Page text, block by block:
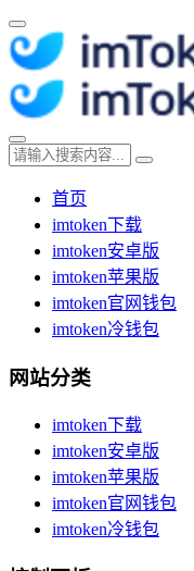
首页
imtoken下载
imtoken安卓版
imtoken苹果版
imtoken官网钱包
imtoken冷钱包
网站分类
imtoken下载
imtoken安卓版
imtoken苹果版
imtoken官网钱包
imtoken冷钱包